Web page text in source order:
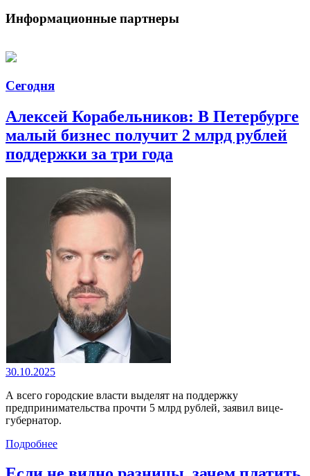
Информационные партнеры
Сегодня
Алексей Корабельников: В Петербурге
малый бизнес получит 2 млрд рублей
поддержки за три года
30.10.2025
А всего городские власти выделят на поддержку
предпринимательства прочти 5 млрд рублей, заявил вице-
губернатор.
Подробнее